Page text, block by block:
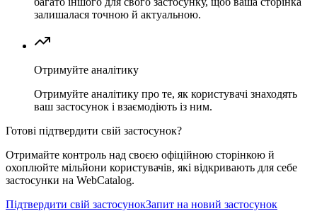
залишалася точною й актуальною.
Отримуйте аналітику
Отримуйте аналітику про те, як користувачі знаходять
ваш застосунок і взаємодіють із ним.
Готові підтвердити свій застосунок?
Отримайте контроль над своєю офіційною сторінкою й
охоплюйте мільйони користувачів, які відкривають для себе
застосунки на WebCatalog.
Підтвердити свій застосунокЗапит на новий застосунок